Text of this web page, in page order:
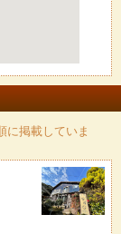
に掲載していま